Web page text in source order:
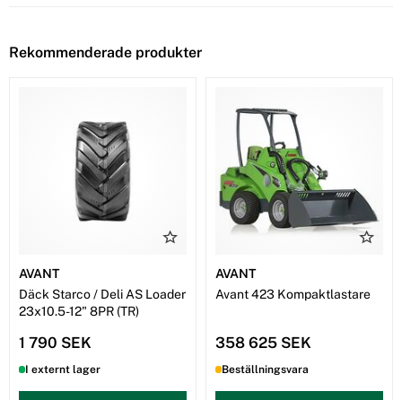
Rekommenderade produkter
AVANT
Däck Starco / Deli AS Loader
23x10.5-12" 8PR (TR)
1 790 SEK
I externt lager
AVANT
Avant 423 Kompaktlastare
358 625 SEK
Beställningsvara